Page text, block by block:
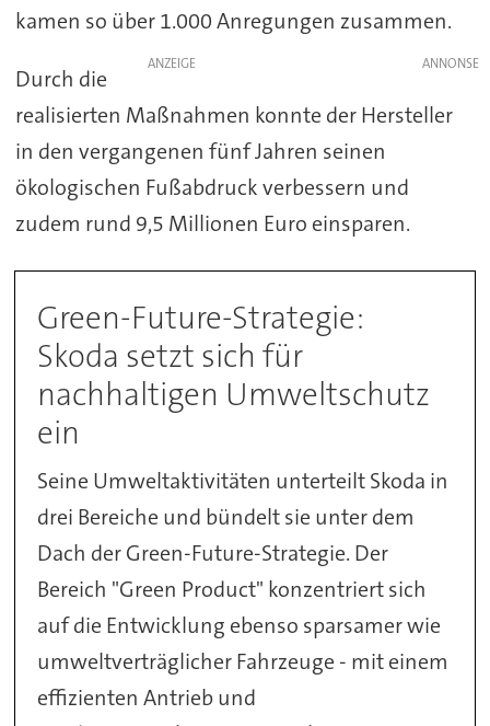
kamen so über 1.000 Anregungen zusammen.
ANZEIGE
Durch die
realisierten Maßnahmen konnte der Hersteller
in den vergangenen fünf Jahren seinen
ökologischen Fußabdruck verbessern und
zudem rund 9,5 Millionen Euro einsparen.
Green-Future-Strategie:
Skoda setzt sich für
nachhaltigen Umweltschutz
ein
Seine Umweltaktivitäten unterteilt Skoda in
drei Bereiche und bündelt sie unter dem
Dach der Green-Future-Strategie. Der
Bereich "Green Product" konzentriert sich
auf die Entwicklung ebenso sparsamer wie
umweltverträglicher Fahrzeuge - mit einem
effizienten Antrieb und